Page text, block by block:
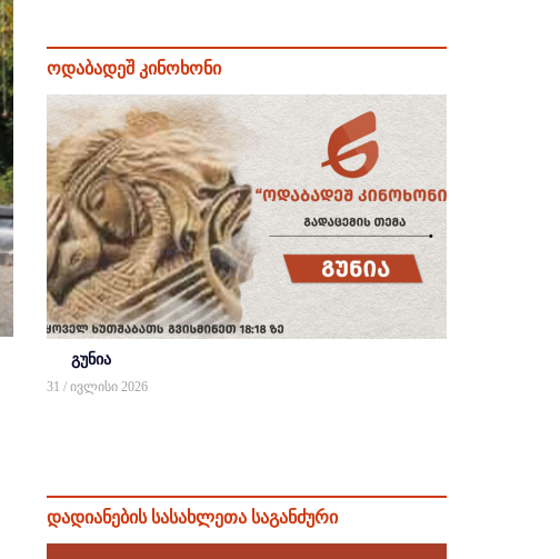
ოდაბადეშ კინოხონი
გუნია
31 / ივლისი 2026
დადიანების სასახლეთა საგანძური